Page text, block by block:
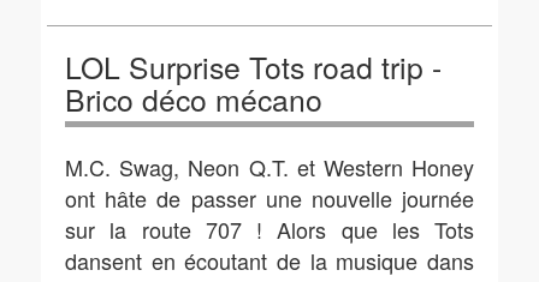
LOL Surprise Tots road trip -
Brico déco mécano
M.C. Swag, Neon Q.T. et Western Honey
ont hâte de passer une nouvelle journée
sur la route 707 ! Alors que les Tots
dansent en écoutant de la musique dans